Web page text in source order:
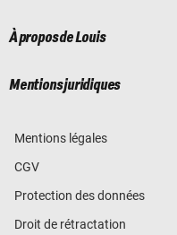
À propos de Louis
Mentions juridiques
Mentions légales
CGV
Protection des données
Droit de rétractation